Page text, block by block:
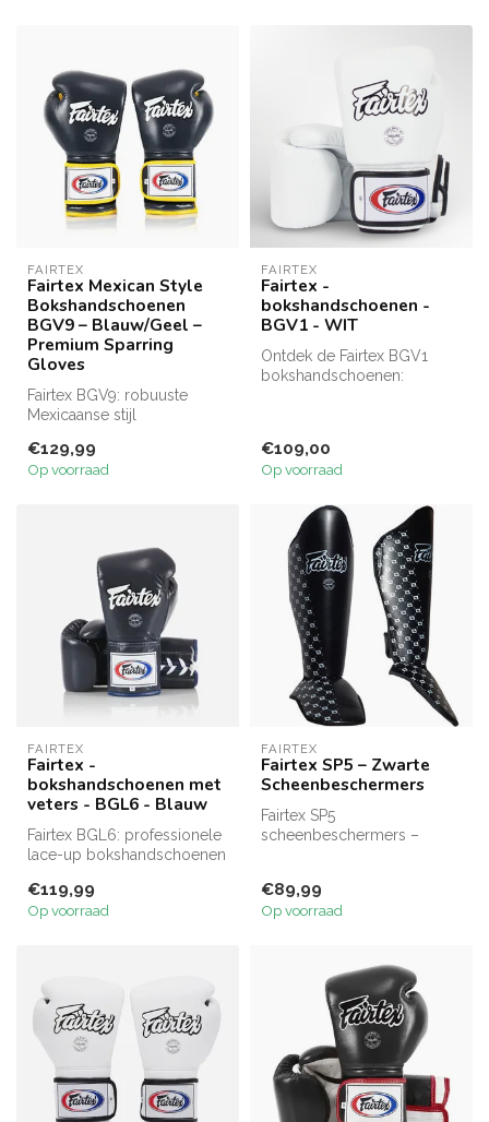
FAIRTEX
Fairtex Mexican Style
Bokshandschoenen
BGV9 – Blauw/Geel –
Premium Sparring
Gloves
Fairtex BGV9: robuuste
Mexicaanse stijl
schuim, lange ma...
€129,99
Op voorraad
FAIRTEX
Fairtex -
bokshandschoenen -
BGV1 - WIT
Ontdek de Fairtex BGV1
bokshandschoenen:
€109,00
Op voorraad
FAIRTEX
Fairtex -
bokshandschoenen met
veters - BGL6 - Blauw
Fairtex BGL6: professionele
lace-up bokshandschoenen
€119,99
Op voorraad
FAIRTEX
Fairtex SP5 – Zwarte
Scheenbeschermers
Fairtex SP5
scheenbeschermers –
€89,99
Op voorraad